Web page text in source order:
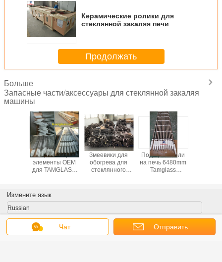
Керамические ролики для
стеклянной закаляя печи
Продолжать
Больше
Запасные части/аксессуары для стеклянной закаляя
машины
Нагревающие
элементы OEM
для TAMGLASS
Змеевики для
обогрева для
стеклянного
Подогреватели
на печь 6480mm
Tamglass
Чат Отправить
Измените язык
Russian